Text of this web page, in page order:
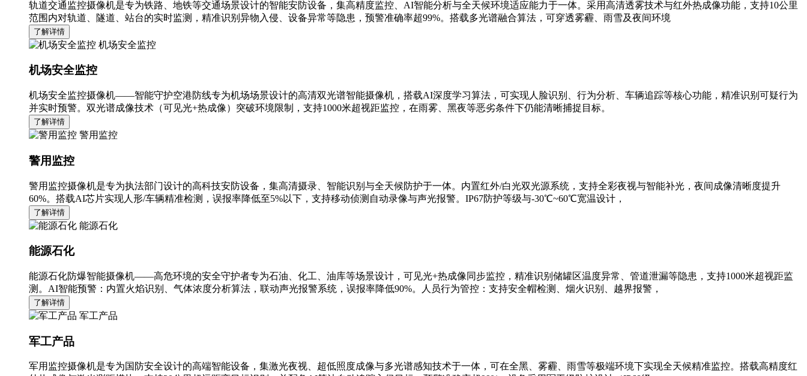
轨道交通监控摄像机是专为铁路、地铁等交通场景设计的智能安防设备，集高精度监控、AI智能分析与全天候环境适应能力于一体。采用高清透雾技术与红外热成像功能，支持10公里
范围内对轨道、隧道、站台的实时监测，精准识别异物入侵、设备异常等隐患，预警准确率超99%。搭载多光谱融合算法，可穿透雾霾、雨雪及夜间环境
了解详情
机场安全监控
机场安全监控
机场安全监控摄像机——智能守护空港防线专为机场场景设计的高清双光谱智能摄像机，搭载AI深度学习算法，可实现人脸识别、行为分析、车辆追踪等核心功能，精准识别可疑行为
并实时预警。双光谱成像技术（可见光+热成像）突破环境限制，支持1000米超视距监控，在雨雾、黑夜等恶劣条件下仍能清晰捕捉目标。
了解详情
警用监控
警用监控
警用监控摄像机是专为执法部门设计的高科技安防设备，集高清摄录、智能识别与全天候防护于一体。内置红外/白光双光源系统，支持全彩夜视与智能补光，夜间成像清晰度提升
60%。搭载AI芯片实现人形/车辆精准检测，误报率降低至5%以下，支持移动侦测自动录像与声光报警。IP67防护等级与-30℃~60℃宽温设计，
了解详情
能源石化
能源石化
能源石化防爆智能摄像机——高危环境的安全守护者专为石油、化工、油库等场景设计，可见光+热成像同步监控，精准识别储罐区温度异常、管道泄漏等隐患，支持1000米超视距监
测。AI智能预警：内置火焰识别、气体浓度分析算法，联动声光报警系统，误报率降低90%。人员行为管控：支持安全帽检测、烟火识别、越界报警，
了解详情
军工产品
军工产品
军用监控摄像机是专为国防安全设计的高端智能设备，集激光夜视、超低照度成像与多光谱感知技术于一体，可在全黑、雾霾、雨雪等极端环境下实现全天候精准监控。搭载高精度红